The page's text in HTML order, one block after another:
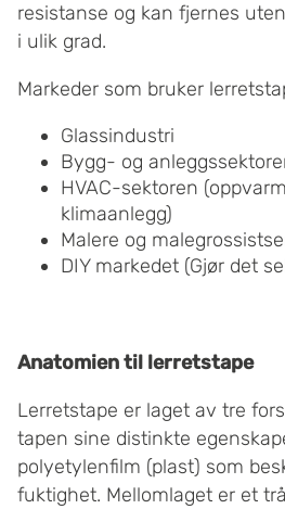
resistanse og kan fjernes
i ulik grad.
Markeder som bruker
Glassindustri
Bygg- og
HVAC-sektoren
klimaanlegg)
Malere og
DIY markedet (Gjør det
Anatomien til lerretstape
Lerretstape er laget av tre
tapen sine distinkte
polyetylenfilm (plast) som
fuktighet. Mellomlaget er et